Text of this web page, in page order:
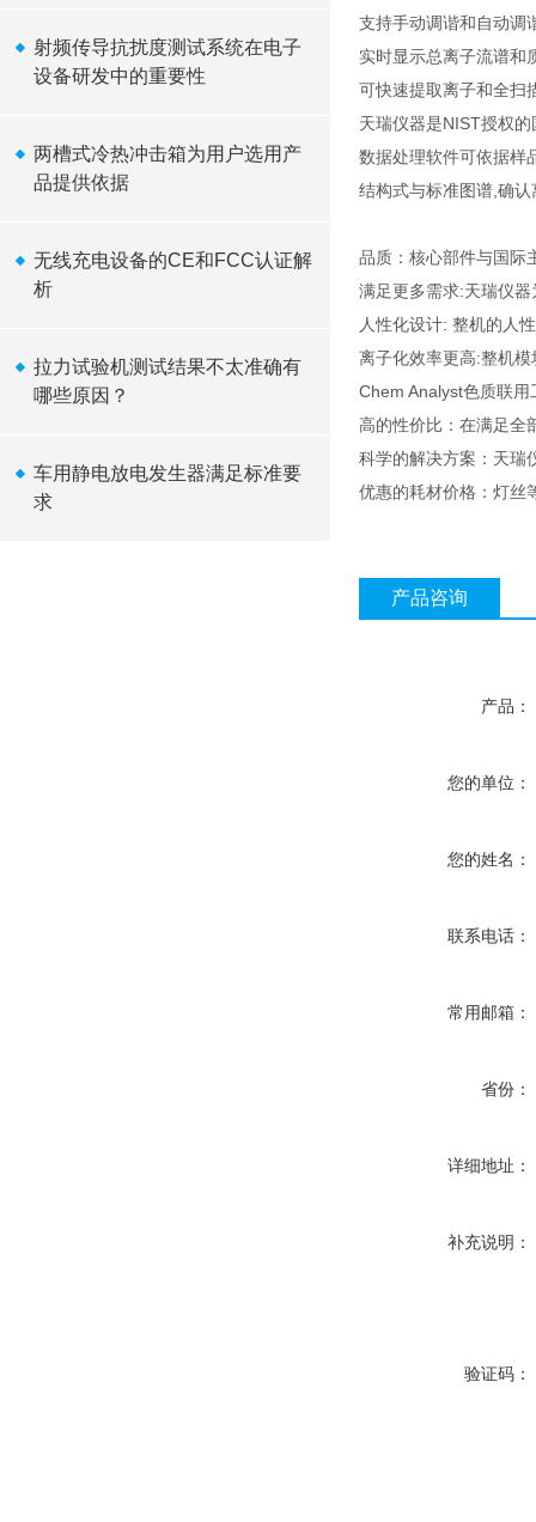
射频传导抗扰度测试系统在电子
设备研发中的重要性
两槽式冷热冲击箱为用户选用产
品提供依据
无线充电设备的CE和FCC认证解
析
拉力试验机测试结果不太准确有
哪些原因？
车用静电放电发生器满足标准要
求
支持手动调谐和自动调
实时显示总离子流谱和
可快速提取离子和全扫
天瑞仪器是NIST授权
数据处理软件可依据样
结构式与标准图谱,确
品质：核心部件与国际
满足更多需求:天瑞仪
人性化设计: 整机的人
离子化效率更高:整机
Chem Analyst色质联
高的性价比：在满足全
科学的解决方案：天瑞
优惠的耗材价格：灯丝
产品咨询
产品：
您的单位：
您的姓名：
联系电话：
常用邮箱：
省份：
详细地址：
补充说明：
验证码：